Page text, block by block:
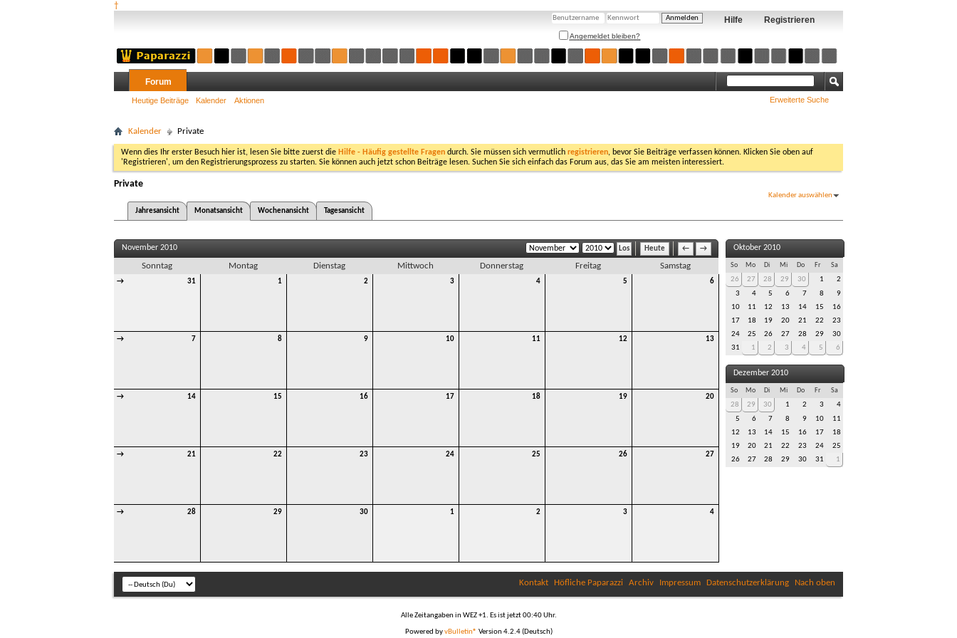
†
Registrieren
Hilfe
Angemeldet bleiben?
Forum
Heutige Beiträge Kalender Aktionen Erweiterte Suche
Kalender Private
Wenn dies Ihr erster Besuch hier ist, lesen Sie bitte zuerst die Hilfe - Häufig gestellte Fragen durch. Sie müssen sich vermutlich registrieren, bevor Sie Beiträge verfassen können. Klicken Sie oben auf
'Registrieren', um den Registrierungsprozess zu starten. Sie können auch jetzt schon Beiträge lesen. Suchen Sie sich einfach das Forum aus, das Sie am meisten interessiert.
Private
Kalender auswählen
Jahresansicht
Monatsansicht Wochenansicht Tagesansicht
Heute ← →
November 2010
Sonntag Montag Dienstag Mittwoch Donnerstag Freitag Samstag
→ 31 1 2 3 4 5 6
→ 7 8 9 10 11 12 13
→ 14 15 16 17 18 19 20
→ 21 22 23 24 25 26 27
→ 28 29 30 1 2 3 4
Oktober 2010
So Mo Di Mi Do Fr Sa
26 27 28 29 30 1
2
3
4 5 6 7 8
9
10
11 12 13 14 15
16
17
18 19 20 21 22
23
24
25 26 27 28 29
30
31
1 2 3 4 5 6
Dezember 2010
So Mo Di Mi Do Fr Sa
28 29 30 1 2 3
4
5
6 7 8 9 10
11
12
13 14 15 16 17
18
19
20 21 22 23 24
25
26
27 28 29 30 31 1
Kontakt Höfliche Paparazzi Archiv Impressum Datenschutzerklärung Nach oben
Alle Zeitangaben in WEZ +1. Es ist jetzt00:40Uhr.
Powered byvBulletin® Version 4.2.4 (Deutsch)